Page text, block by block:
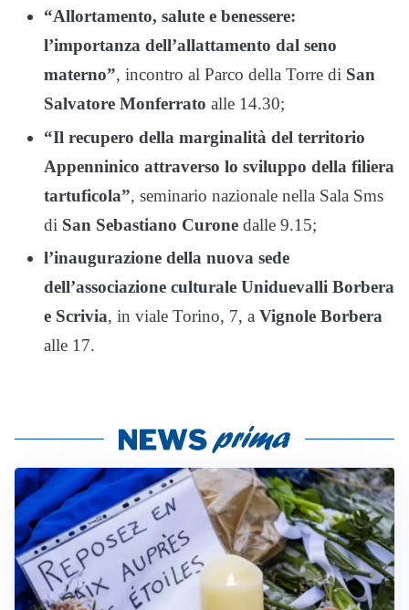
“Allortamento, salute e benessere:
l’importanza dell’allattamento dal seno
materno”, incontro al Parco della Torre di San
Salvatore Monferrato alle 14.30;
“Il recupero della marginalità del territorio
Appenninico attraverso lo sviluppo della filiera
tartuficola”, seminario nazionale nella Sala Sms
di San Sebastiano Curone dalle 9.15;
l’inaugurazione della nuova sede
dell’associazione culturale Uniduevalli Borbera
e Scrivia, in viale Torino, 7, a Vignole Borbera
alle 17.